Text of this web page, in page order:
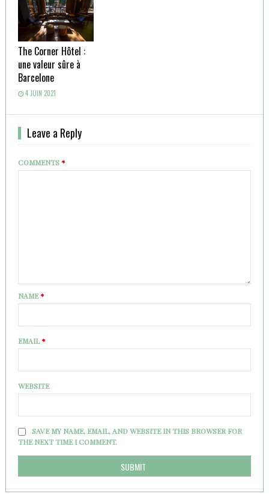
The Corner Hôtel :
une valeur sûre à
Barcelone
4 JUIN 2021
Leave a Reply
COMMENTS*
NAME*
EMAIL*
WEBSITE
SAVE MY NAME, EMAIL, AND WEBSITE IN THIS BROWSER FOR
THE NEXT TIME I COMMENT.